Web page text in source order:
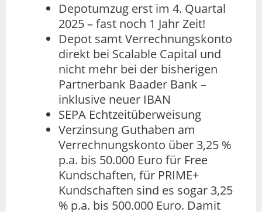
Depotumzug erst im 4. Quartal
2025 – fast noch 1 Jahr Zeit!
Depot samt Verrechnungskonto
direkt bei Scalable Capital und
nicht mehr bei der bisherigen
Partnerbank Baader Bank –
inklusive neuer IBAN
SEPA Echtzeitüberweisung
Verzinsung Guthaben am
Verrechnungskonto über 3,25 %
p.a. bis 50.000 Euro für Free
Kundschaften, für PRIME+
Kundschaften sind es sogar 3,25
% p.a. bis 500.000 Euro. Damit